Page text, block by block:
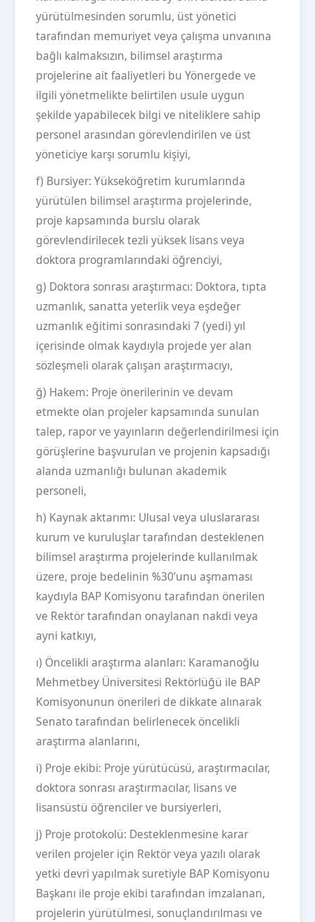
yürütülmesinden sorumlu, üst yönetici
tarafından memuriyet veya çalışma unvanına
bağlı kalmaksızın, bilimsel araştırma
projelerine ait faaliyetleri bu Yönergede ve
ilgili yönetmelikte belirtilen usule uygun
şekilde yapabilecek bilgi ve niteliklere sahip
personel arasından görevlendirilen ve üst
yöneticiye karşı sorumlu kişiyi,
f) Bursiyer: Yükseköğretim kurumlarında
yürütülen bilimsel araştırma projelerinde,
proje kapsamında burslu olarak
görevlendirilecek tezli yüksek lisans veya
doktora programlarındaki öğrenciyi,
g) Doktora sonrası araştırmacı: Doktora, tıpta
uzmanlık, sanatta yeterlik veya eşdeğer
uzmanlık eğitimi sonrasındaki 7 (yedi) yıl
içerisinde olmak kaydıyla projede yer alan
sözleşmeli olarak çalışan araştırmacıyı,
ğ) Hakem: Proje önerilerinin ve devam
etmekte olan projeler kapsamında sunulan
talep, rapor ve yayınların değerlendirilmesi için
görüşlerine başvurulan ve projenin kapsadığı
alanda uzmanlığı bulunan akademik
personeli,
h) Kaynak aktarımı: Ulusal veya uluslararası
kurum ve kuruluşlar tarafından desteklenen
bilimsel araştırma projelerinde kullanılmak
üzere, proje bedelinin %30’unu aşmaması
kaydıyla BAP Komisyonu tarafından önerilen
ve Rektör tarafından onaylanan nakdi veya
ayni katkıyı,
ı) Öncelikli araştırma alanları: Karamanoğlu
Mehmetbey Üniversitesi Rektörlüğü ile BAP
Komisyonunun önerileri de dikkate alınarak
Senato tarafından belirlenecek öncelikli
araştırma alanlarını,
i) Proje ekibi: Proje yürütücüsü, araştırmacılar,
doktora sonrası araştırmacılar, lisans ve
lisansüstü öğrenciler ve bursiyerleri,
j) Proje protokolü: Desteklenmesine karar
verilen projeler için Rektör veya yazılı olarak
yetki devri yapılmak suretiyle BAP Komisyonu
Başkanı ile proje ekibi tarafından imzalanan,
projelerin yürütülmesi, sonuçlandırılması ve